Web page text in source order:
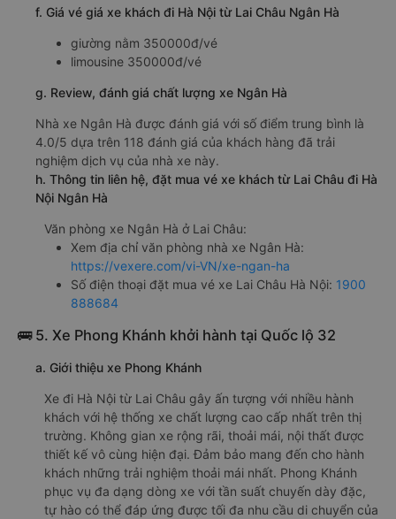
f. Giá vé giá xe khách đi Hà Nội từ Lai Châu Ngân Hà
giường nằm 350000đ/vé
limousine 350000đ/vé
g. Review, đánh giá chất lượng xe Ngân Hà
Nhà xe Ngân Hà được đánh giá với số điểm trung bình là
4.0/5 dựa trên 118 đánh giá của khách hàng đã trải
nghiệm dịch vụ của nhà xe này.
h. Thông tin liên hệ, đặt mua vé xe khách từ Lai Châu đi Hà
Nội Ngân Hà
Văn phòng xe Ngân Hà ở Lai Châu:
Xem địa chỉ văn phòng nhà xe Ngân Hà:
https://vexere.com/vi-VN/xe-ngan-ha
Số điện thoại đặt mua vé xe Lai Châu Hà Nội: 1900
888684
🚌 5. Xe Phong Khánh khởi hành tại Quốc lộ 32
a. Giới thiệu xe Phong Khánh
Xe đi Hà Nội từ Lai Châu gây ấn tượng với nhiều hành
khách với hệ thống xe chất lượng cao cấp nhất trên thị
trường. Không gian xe rộng rãi, thoải mái, nội thất được
thiết kế vô cùng hiện đại. Đảm bảo mang đến cho hành
khách những trải nghiệm thoải mái nhất. Phong Khánh
phục vụ đa dạng dòng xe với tần suất chuyến dày đặc,
tự hào có thể đáp ứng được tối đa nhu cầu di chuyển của